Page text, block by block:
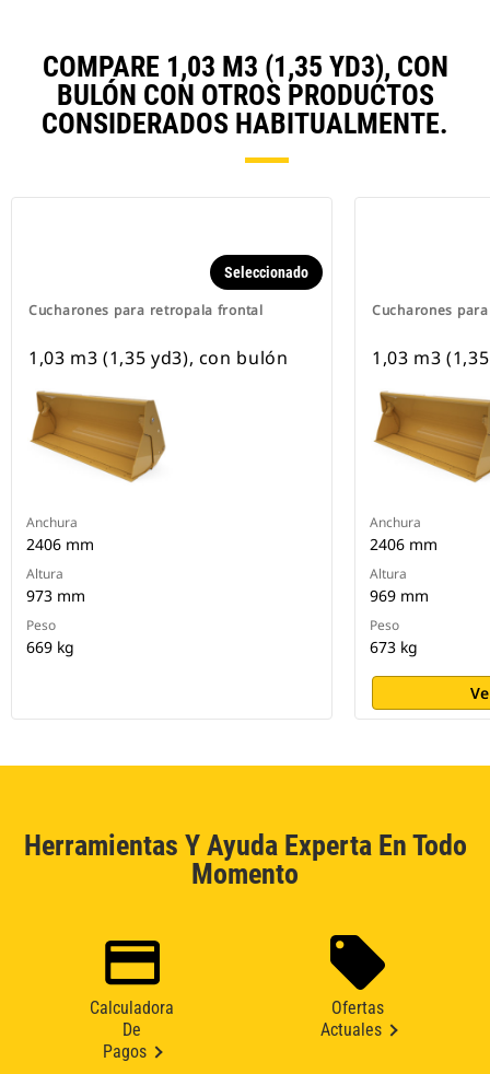
COMPARE 1,03 M3 (1,35 YD3), CON
BULÓN CON OTROS PRODUCTOS
CONSIDERADOS HABITUALMENTE.
Cucharones para retropala frontal
Seleccionado
1,03 m3 (1,35 yd3), con bulón
Anchura
2406 mm
Altura
973 mm
Peso
669 kg
Cucharones
1,03 m3
Anchura
2406 mm
Altura
969 mm
Peso
673 kg
Herramientas Y Ayuda Experta En Todo
Momento
Calculadora
De
Pagos
Ofertas
Actuales